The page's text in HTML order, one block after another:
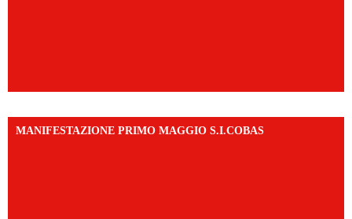
MANIFESTAZIONE PRIMO MAGGIO S.I.COBAS